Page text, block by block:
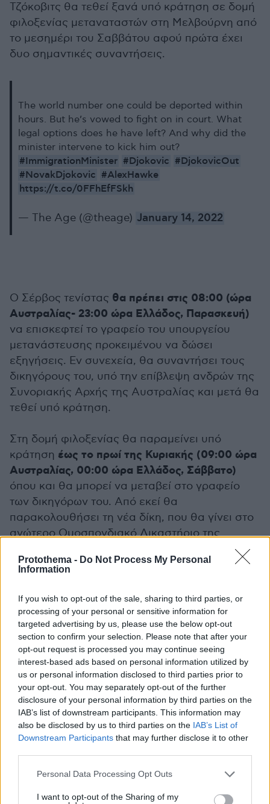
Protothema - Do Not Process My Personal
Information
If you wish to opt-out of the sale, sharing to third parties, or
processing of your personal or sensitive information for
targeted advertising by us, please use the below opt-out
section to confirm your selection. Please note that after your
opt-out request is processed you may continue seeing
interest-based ads based on personal information utilized by
us or personal information disclosed to third parties prior to
your opt-out. You may separately opt-out of the further
disclosure of your personal information by third parties on the
IAB’s list of downstream participants. This information may
also be disclosed by us to third parties on the IAB’s List of
Downstream Participants that may further disclose it to other
Please note that this website/app uses one or more Google
not limited to your visit or usage behaviour. You may click to
Personal Data Processing Opt Outs
I want to opt-out of the Sharing of my
Τζόκοβιτς θα τεθεί ξανά υπό κράτηση σε δομή
φιλοξενίας μεταναταστών στη Μελβούρνη από
το μεσημέρι του Σαββάτου αφού πρώτα έχει
δυο σημαντικές συναντήσεις.
The world number one could be deported within
hours. But he’s vowed to fight on in court. What
legal options does he have left? And why did the
minister intervene to kick him out?
#ImmigrationMinister #Djokovic #DjokovicOut
#NovakDjokovic #AlexHawke
https://t.co/0FFhEfFSkh
— The Age (@theage) January 14, 2022
Ο Σέρβος τενίστας θα πρέπει στις 08:00 (ώρα
Αυστραλίας- 23:00 ώρα Ελλάδος, Παρασκευή)
να επισκεφτεί το γραφείο του υπουργείου
μετανάστευσης προκειμένου να δώσει
εξηγήσεις. Εν συνεχεία, θα συναντήσει τους
δικηγόρους του, υπό την επίβλεψη ανδρών της
Συνοριακής Αρχής της Αυστραλίας και μετά θα
τεθεί υπό κράτηση.
Στη δομή φιλοξενίας θα παραμείνει υπό
κράτηση έως το πρωί της Κυριακής (09:00 ώρα
Αυστραλίας, 00:00 ώρα Ελλάδος, Σάββατο)
όπου και θα μπορεί να μεταβεί στο γραφείο
των δικηγόρων του. Από εκεί θα
παρακολουθήσει τη νέα δίκη, που θα γίνει στο
ανώτερο Oμοσπονδιακό Δικαστήριο της
να προβεί σε κάποια νέα ενέργεια σχετικά με
την υπόθεση του Νόλε. ΤοAustralian Open
αρχίζει την Δευτέρα και ο Νόβακ Τζόκοβιτς δεν
έχει πολλά περιθώρια.
Η απόφαση για την ακύρωση της βίζας του
δύσκολα θα ανατραπεί και έτσι δεν θα έχει το
δικαίωμα να υπεραπιστεί τον τίτλο που
κατέκτησε το 2021 στη Μελβούρνη.
Top seed and nine-time#AusOpen champion 🇷🇸
Miomir Kecmanovic.#AO2022